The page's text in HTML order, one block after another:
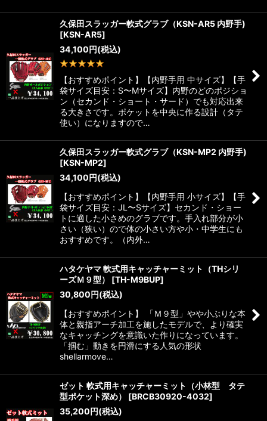
久保田スラッガー軟式グラブ（KSN-AR5 内野手)
[KSN-AR5]
34,100円(税込)
【おすすめポイント】【内野手用 中サイズ】【手
袋サイズ目安：S〜Mサイズ】内野のどのポジショ
ン（セカンド・ショート・サード）でも対応出来
る大きさです。ポケットを中央に作る設計（タテ
使い）になりますので…
久保田スラッガー軟式グラブ（KSN-MP2 内野手)
[KSN-MP2]
34,100円(税込)
【おすすめポイント】【内野手用 小サイズ】【手
袋サイズ目安：JL〜Sサイズ】セカンド・ショー
トに適した小さめのグラブです。手入れ部分が小
さい（狭い）ので体の小さい方や小・中学生にも
おすすめです。（内外…
ハタケヤマ 軟式用キャッチャーミット（THシリ
ーズＭ９型）
[TH-M9BUP]
30,800円(税込)
【おすすめポイント】 「Ｍ９型」やや小ぶりな本
体と親指アーチ加工を施したモデルで、より確実
なキャッチングを意識いた作りになっています。
「掴む」動きを円滑にする人気の形状
shellarmove…
ゼット 軟式用キャッチャーミット（小林型 タテ
型ポケット深め）
[BRCB30920-4032]
35,200円(税込)